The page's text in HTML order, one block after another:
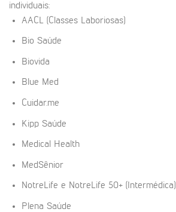
individuais:
AACL (Classes Laboriosas)
Bio Saúde
Biovida
Blue Med
Cuidar.me
Kipp Saúde
Medical Health
MedSênior
NotreLife e NotreLife 50+ (Intermédica)
Plena Saúde